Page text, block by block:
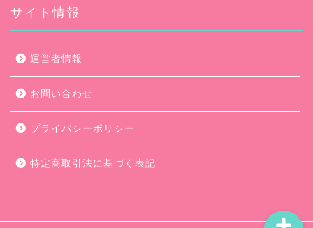
サイト情報
運営者情報
お問い合わせ
プライバシーポリシー
特定商取引法に基づく表記ムービー制作のコツ